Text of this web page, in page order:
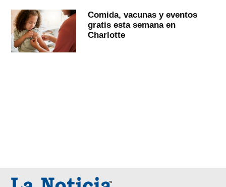
Comida, vacunas y eventos
gratis esta semana en
Charlotte